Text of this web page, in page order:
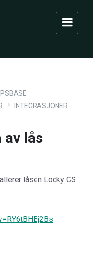
INTEGRASJONER
av lås
låsen Locky CS